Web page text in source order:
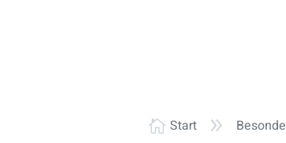
 Start 9